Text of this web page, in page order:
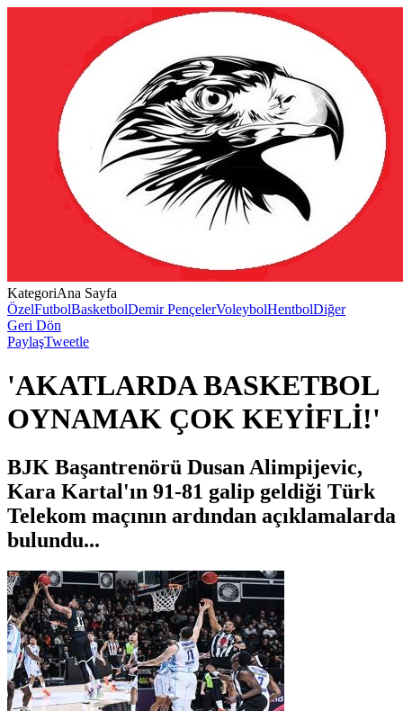
KategoriAna Sayfa
ÖzelFutbolBasketbolDemir PençelerVoleybolHentbolDiğer
Geri Dön
PaylaşTweetle
'AKATLARDA BASKETBOL
OYNAMAK ÇOK KEYİFLİ!'
BJK Başantrenörü Dusan Alimpijevic,
Kara Kartal'ın 91-81 galip geldiği Türk
Telekom maçının ardından açıklamalarda
bulundu...